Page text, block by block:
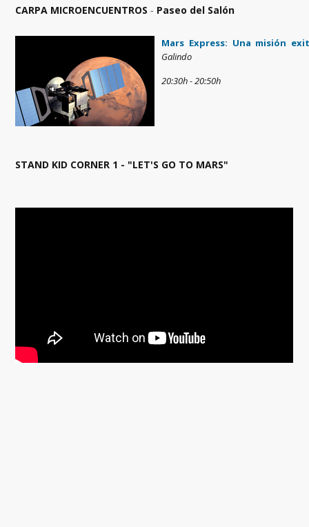
CARPA MICROENCUENTROS - Paseo del Salón
Mars Express: Una misión
Galindo
20:30h - 20:50h
STAND KID CORNER 1 - "LET'S GO TO MARS"